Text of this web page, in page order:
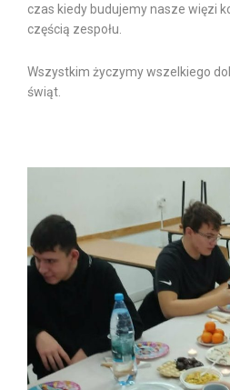
czas kiedy budujemy nasze więzi
częścią zespołu.
Wszystkim życzymy wszelkiego
świąt.